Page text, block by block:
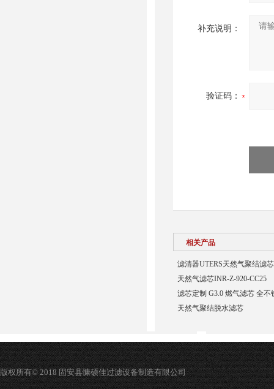
补充说明：
验证码：
相关产品
滤清器UTERS天然气聚结滤芯
天然气滤芯INR-Z-920-CC25
滤芯定制 G3.0 燃气滤芯 全不
天然气聚结脱水滤芯
版权所有© 2018 固安县慷硕佳过滤设备制造有限公司